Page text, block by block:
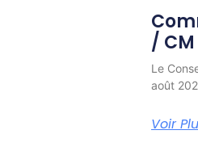
/ CM
Le
août
Voir